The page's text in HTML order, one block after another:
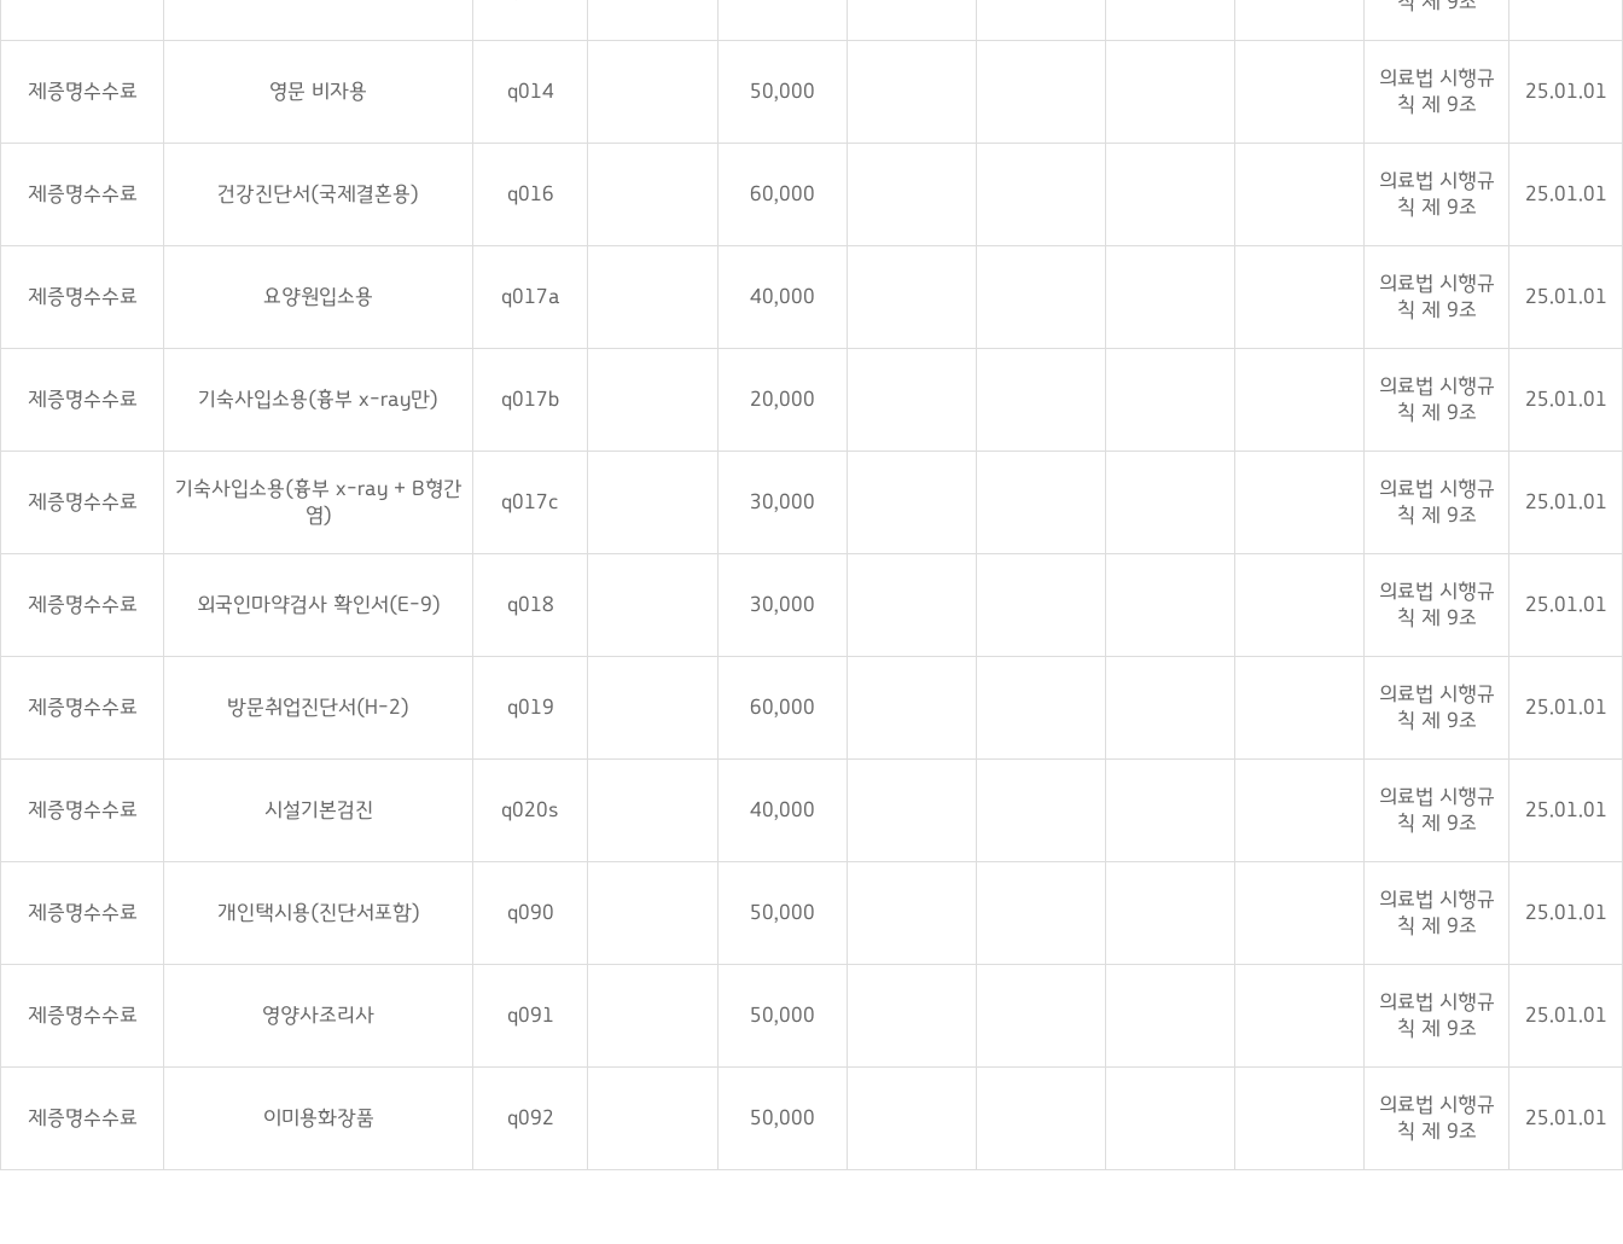
제증명수수료 영문 비자용 q014 50,000
의료법 시행규
칙 제 9조
25.01.01
제증명수수료 건강진단서(국제결혼용) q016 60,000
의료법 시행규
칙 제 9조
25.01.01
제증명수수료 요양원입소용 q017a 40,000
의료법 시행규
칙 제 9조
25.01.01
제증명수수료 기숙사입소용(흉부 x-ray만) q017b 20,000
의료법 시행규
칙 제 9조
25.01.01
제증명수수료
기숙사입소용(흉부 x-ray + B형간
염)
q017c 30,000
의료법 시행규
칙 제 9조
25.01.01
제증명수수료 외국인마약검사 확인서(E-9) q018 30,000
의료법 시행규
칙 제 9조
25.01.01
제증명수수료 방문취업진단서(H-2) q019 60,000
의료법 시행규
칙 제 9조
25.01.01
제증명수수료 시설기본검진 q020s 40,000
의료법 시행규
칙 제 9조
25.01.01
제증명수수료 개인택시용(진단서포함) q090 50,000
의료법 시행규
칙 제 9조
25.01.01
제증명수수료 영양사조리사 q091 50,000
의료법 시행규
칙 제 9조
25.01.01
제증명수수료 이미용화장품 q092 50,000
의료법 시행규
칙 제 9조
25.01.01